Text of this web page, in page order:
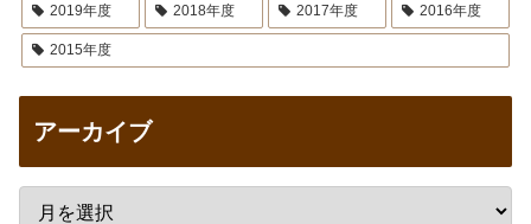
2019年度 2018年度 2017年度 2016年度
2015年度
アーカイブ